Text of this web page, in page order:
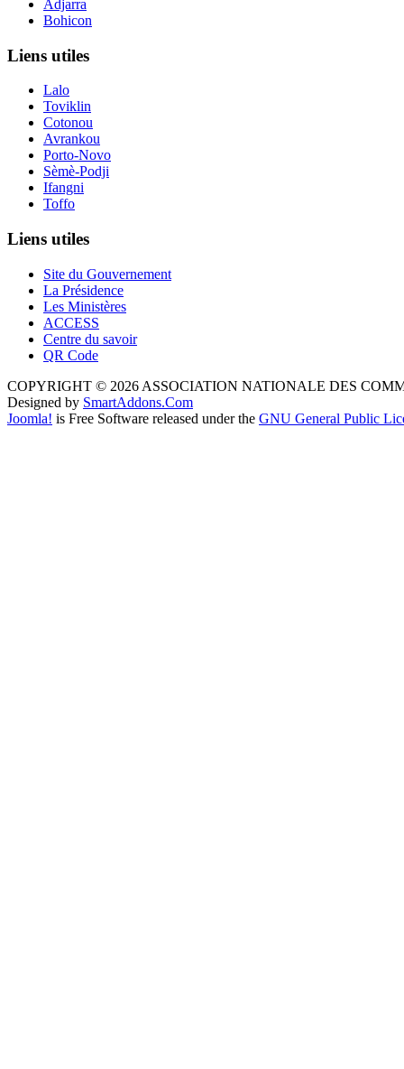
Adjarra
Bohicon
Liens utiles
Lalo
Toviklin
Cotonou
Avrankou
Porto-Novo
Sèmè-Podji
Ifangni
Toffo
Liens utiles
Site du Gouvernement
La Présidence
Les Ministères
ACCESS
Centre du savoir
QR Code
COPYRIGHT © 2026 ASSOCIATION NATIONALE DES
Designed by SmartAddons.Com
Joomla! is Free Software released under the GNU General Public